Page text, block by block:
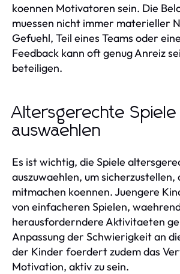
koennen Motivatoren sein. Die
muessen nicht immer materieller
Gefuehl, Teil eines Teams oder
Feedback kann oft genug Anreiz
beteiligen.
Altersgerechte Spiele
auswaehlen
Es ist wichtig, die Spiele
auszuwaehlen, um sicherzustellen,
mitmachen koennen. Juengere
von einfacheren Spielen,
herausforderndere Aktivitaeten
Anpassung der Schwierigkeit an
der Kinder foerdert zudem das
Motivation, aktiv zu sein.